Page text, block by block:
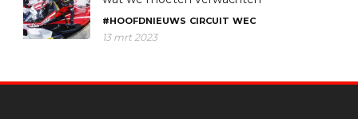
#HOOFDNIEUWS CIRCUIT WEC
13 mrt 2023